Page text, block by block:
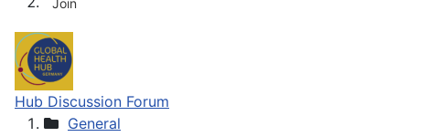
Hub Discussion Forum
General